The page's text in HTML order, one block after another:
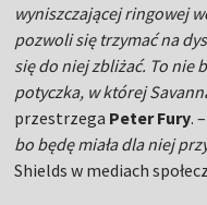
wyniszczającej ringowej
pozwoli się trzymać na
się do niej zbliżać. To nie
potyczka, w której
przestrzega Peter Fury. –
bo będę miała dla niej
Shields w mediach